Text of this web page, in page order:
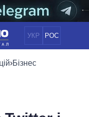
УКР РОС
›Бізнес